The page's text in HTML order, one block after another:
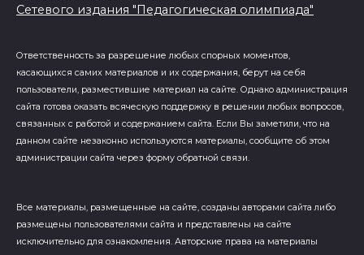
Сетевого издания "Педагогическая олимпиада"
Ответственность за разрешение любых спорных моментов,
касающихся самих материалов и их содержания, берут на себя
пользователи, разместившие материал на сайте. Однако администрация
сайта готова оказать всяческую поддержку в решении любых вопросов,
связанных с работой и содержанием сайта. Если Вы заметили, что на
данном сайте незаконно используются материалы, сообщите об этом
администрации сайта через форму обратной связи.
Все материалы, размещенные на сайте, созданы авторами сайта либо
размещены пользователями сайта и представлены на сайте
исключительно для ознакомления. Авторские права на материалы